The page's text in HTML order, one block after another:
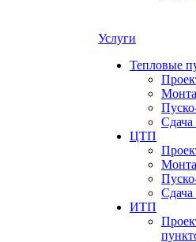
Услуги
Тепловые
ЦТП
ИТП